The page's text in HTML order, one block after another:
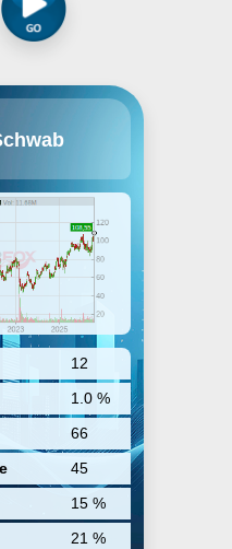
12
1.0 %
66
45
15 %
21 %
den Bereichen
tätig. Das
ein großes
Filialen
Online-
Sie betreibt
ein eigenes
und
für
an.
mit über
im
Anlagegeschäft.